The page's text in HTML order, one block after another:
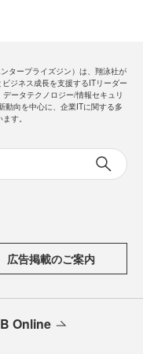
タープライズジン）は、翔泳社が
ジネス成長を支援するITリーダー
ータテクノロジー/情報セキュリ
動向を中心に、企業ITに関する多
す。
広告掲載のご案内
Online